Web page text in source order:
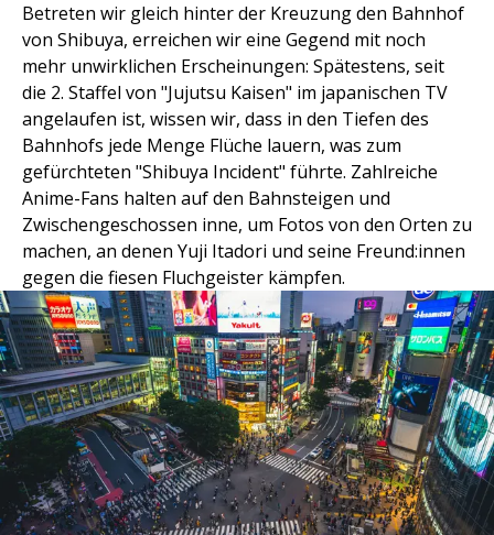
Betreten wir gleich hinter der Kreuzung den Bahnhof
von Shibuya, erreichen wir eine Gegend mit noch
mehr unwirklichen Erscheinungen: Spätestens, seit
die 2. Staffel von "Jujutsu Kaisen" im japanischen TV
angelaufen ist, wissen wir, dass in den Tiefen des
Bahnhofs jede Menge Flüche lauern, was zum
gefürchteten "Shibuya Incident" führte. Zahlreiche
Anime-Fans halten auf den Bahnsteigen und
Zwischengeschossen inne, um Fotos von den Orten zu
machen, an denen Yuji Itadori und seine Freund:innen
gegen die fiesen Fluchgeister kämpfen.